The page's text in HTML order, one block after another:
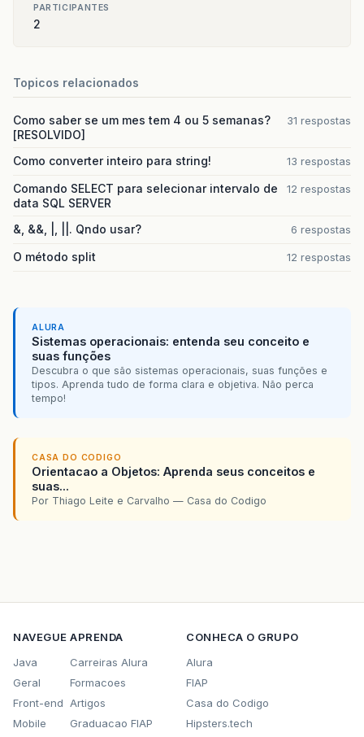
PARTICIPANTES
2
Topicos relacionados
Como saber se um mes tem 4 ou 5 semanas?
[RESOLVIDO]
31 respostas
Como converter inteiro para string! 13 respostas
Comando SELECT para selecionar intervalo de
data SQL SERVER
12 respostas
&, &&, |, ||. Qndo usar? 6 respostas
O método split 12 respostas
ALURA
Sistemas operacionais: entenda seu conceito e
suas funções
Descubra o que são sistemas operacionais, suas funções e
tipos. Aprenda tudo de forma clara e objetiva. Não perca
tempo!
CASA DO CODIGO
Orientacao a Objetos: Aprenda seus conceitos e
suas...
Por Thiago Leite e Carvalho — Casa do Codigo
NAVEGUE
Java
Geral
Front-end
Mobile
APRENDA
Carreiras Alura
Formacoes
Artigos
Graduacao FIAP
CONHECA O GRUPO
Alura
FIAP
Casa do Codigo
Hipsters.tech